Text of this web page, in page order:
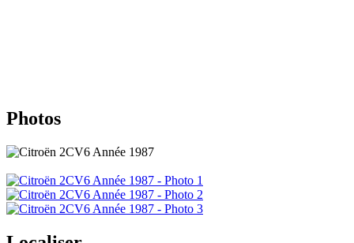
Photos